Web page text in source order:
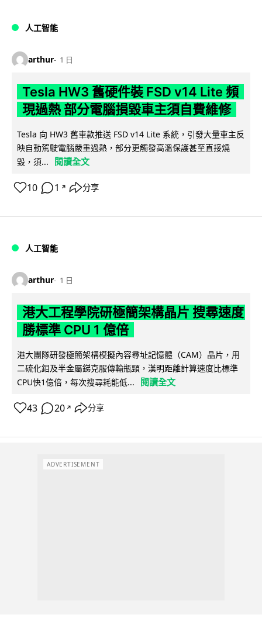
人工智能
arthur 1 日
Tesla HW3 舊硬件裝 FSD v14 Lite 頻
現過熱 部分電腦損毀車主須自費維修
Tesla 向 HW3 舊車款推送 FSD v14 Lite 系統，引發大量車主反
映自動駕駛電腦嚴重過熱，部分更觸發高溫保護甚至直接燒
毀，須...
閱讀全文
10 1 ↗ 分享
人工智能
arthur 1 日
港大工程學院研極簡架構晶片 搜尋速度
勝標準 CPU 1 億倍
港大團隊研發極簡架構模擬內容尋址記憶體（CAM）晶片，用
二硫化鉬及半金屬銻克服傳輸瓶頸，漢明距離計算速度比標準
CPU快1億倍，每次搜尋耗能低...
閱讀全文
43 20 ↗ 分享
ADVERTISEMENT